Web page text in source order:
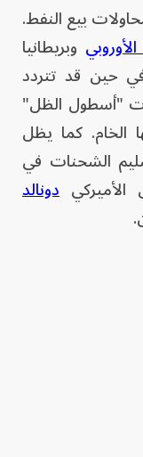
بيع النفط.
وبريطانيا
حين قد تتردد
"أسطول الظل"
الخام. كما يظل
الشحنات في
دونالد